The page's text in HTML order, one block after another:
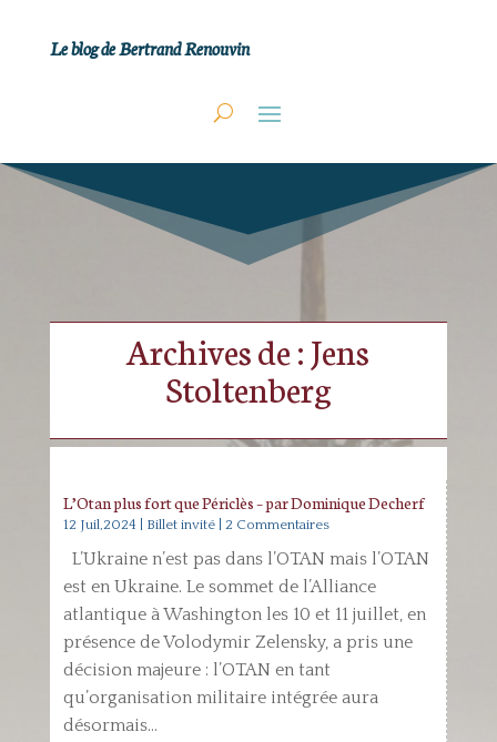
Le blog de Bertrand Renouvin
Archives de : Jens
Stoltenberg
L’Otan plus fort que Périclès – par Dominique Decherf
12 Juil,2024 Billet invité| 2 Commentaires
L’Ukraine n’est pas dans l’OTAN mais l’OTAN
est en Ukraine. Le sommet de l’Alliance
atlantique à Washington les 10 et 11 juillet, en
présence de Volodymir Zelensky, a pris une
décision majeure : l’OTAN en tant
qu’organisation militaire intégrée aura
désormais...